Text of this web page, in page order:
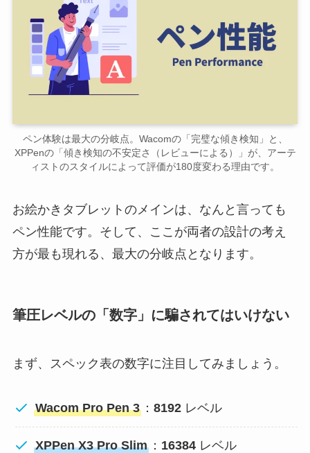
ペン体験は最大の分岐点。Wacomの「完璧な傾き検知」と、
XPPenの「傾き検知の不安定さ（レビューによる）」が、アーテ
ィストのスタイルによって評価が180度変わる理由です。
お絵かきタブレットのメインは、なんと言っても
ペン性能です。そして、ここが両者の設計の考え
方が最も現れる、最大の分岐点となります。
筆圧レベルの「数字」に騙されてはいけない
まず、スペック表の数字に注目してみましょう。
Wacom Pro Pen 3 ：8192 レベル
XPPen X3 Pro Slim ： 16384 レベル